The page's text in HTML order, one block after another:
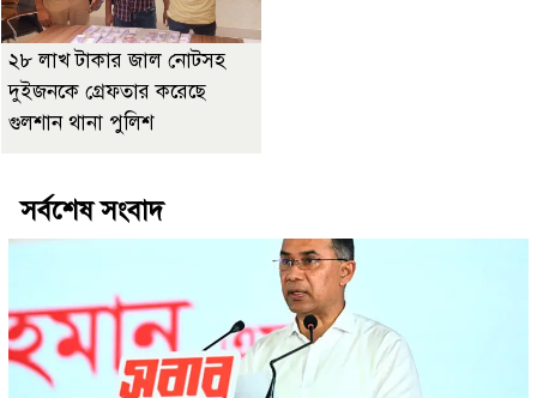
২৮ লাখ টাকার জাল নোটসহ
দুইজনকে গ্রেফতার করেছে
গুলশান থানা পুলিশ
সর্বশেষ সংবাদ